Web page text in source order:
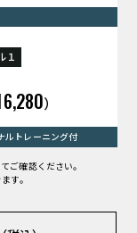
１
）
ルトレーニング付
ご確認ください。
す。